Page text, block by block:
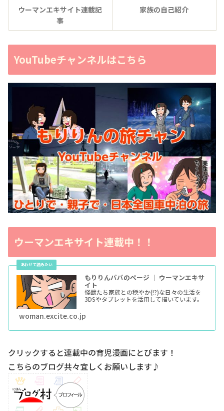
ウーマンエキサイト連載記
事
家族の自己紹介
YouTubeチャンネルはこちら
ウーマンエキサイト連載中！！
もりりんパパのページ ｜ ウーマンエキサ
イト
怪獣たち家族との穏やか(!?)な日々の生活を
3DSやタブレットを活用して描いています。
woman.excite.co.jp
クリックすると連載中の育児漫画にとびます！
こちらのブログ共々宜しくお願いします♪